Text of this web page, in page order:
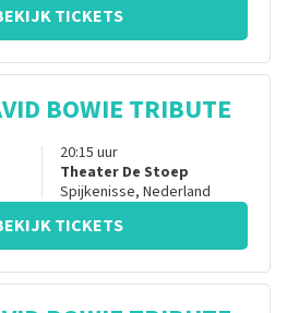
TICKETS
BOWIE TRIBUTE
20:15 uur
Theater De Stoep
Spijkenisse, Nederland
TICKETS